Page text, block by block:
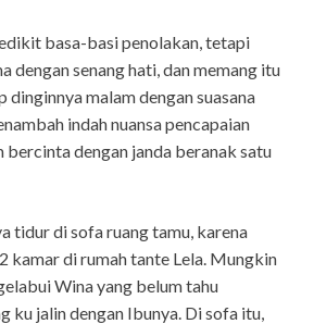
basa-basi penolakan, tetapi
dengan senang hati, dan memang itu
dinginnya malam dengan suasana
indah nuansa pencapaian
bercinta dengan janda beranak satu
tidur di sofa ruang tamu, karena
kamar di rumah tante Lela. Mungkin
Wina yang belum tahu
ku jalin dengan Ibunya. Di sofa itu,